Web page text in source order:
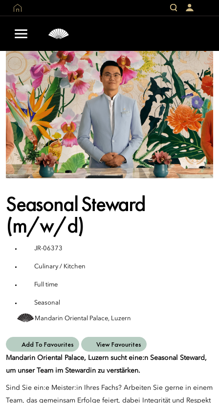
Seasonal Steward
(m/w/d)
JR-06373
Culinary / Kitchen
Full time
Seasonal
Mandarin Oriental Palace, Luzern
Add To Favourites View Favourites
Mandarin Oriental Palace, Luzern sucht eine:n Seasonal Steward,
um unser Team im Stewardin zu verstärken.
Sind Sie ein:e Meister:in Ihres Fachs? Arbeiten Sie gerne in einem
Team, das gemeinsam Erfolge feiert, dabei Integrität und Respekt